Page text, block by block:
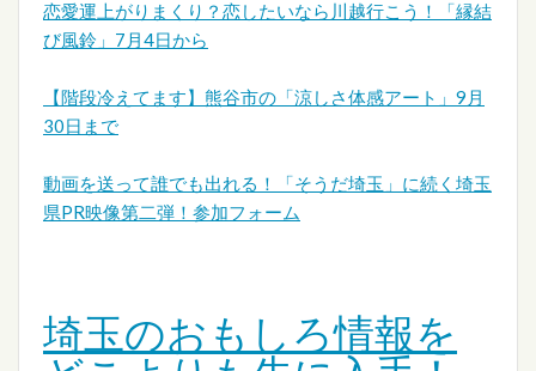
恋愛運上がりまくり？恋したいなら川越行こう！「縁結
び風鈴」7月4日から
【階段冷えてます】熊谷市の「涼しさ体感アート」9月
30日まで
動画を送って誰でも出れる！「そうだ埼玉」に続く埼玉
県PR映像第二弾！参加フォーム
埼玉のおもしろ情報を